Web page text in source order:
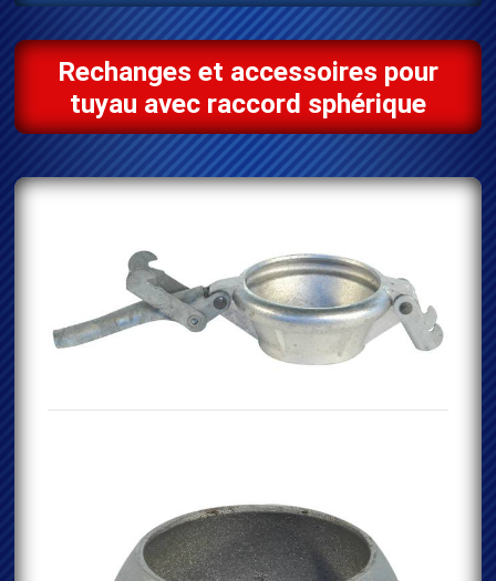
Rechanges et accessoires pour
tuyau avec raccord sphérique